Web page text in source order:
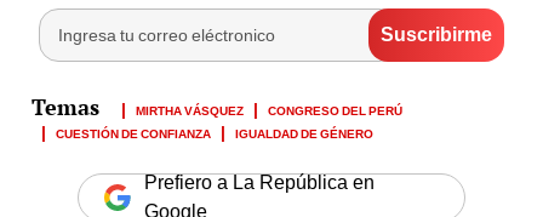
MIRTHA VÁSQUEZ
CONGRESO DEL PERÚ
CUESTIÓN DE CONFIANZA
IGUALDAD DE GÉNERO
Prefiero a La República en
Google